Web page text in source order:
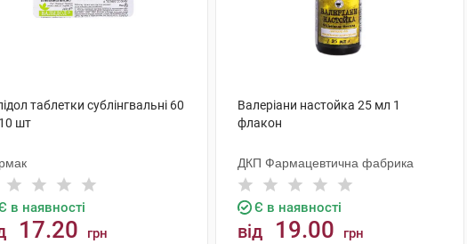
таблетки сублінгвальні 60
шт
в наявності
17.20 грн
Валеріани настойка 25 мл 1
флакон
ДКП Фармацевтична фабрика
Є в наявності
від 19.00 грн